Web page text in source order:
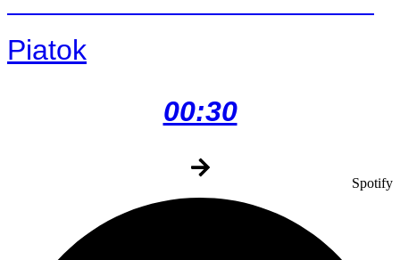
Piatok
00:30
Spotify